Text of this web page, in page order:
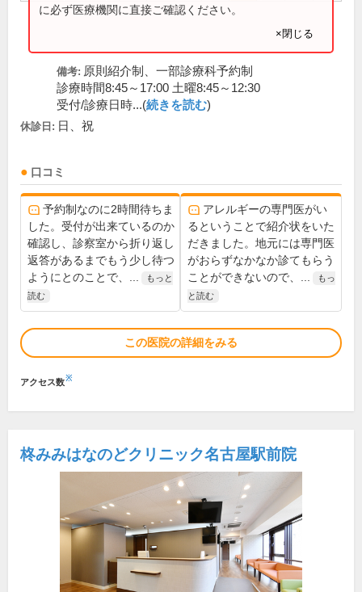
に必ず医療機関に直接ご確認ください。
×閉じる
備考: 原則紹介制、一部診療科予約制
診療時間8:45～17:00 土曜8:45～12:30
受付/診療日時...(続きを読む)
休診日: 日、祝
口コミ
予約制なのに2時間待ちま
した。受付が出来ているのか
確認し、診察室から折り返し
返答があるまでもう少し待つ
ようにとのことで、...
もっと
読む
アレルギーの専門医がい
るということで紹介状をいた
だきました。地元には専門医
がおらずなかなか診てもらう
ことができないので、...
もっ
と読む
この医院の詳細をみる
アクセス数※
柊みみはなのどクリニック名古屋駅前院